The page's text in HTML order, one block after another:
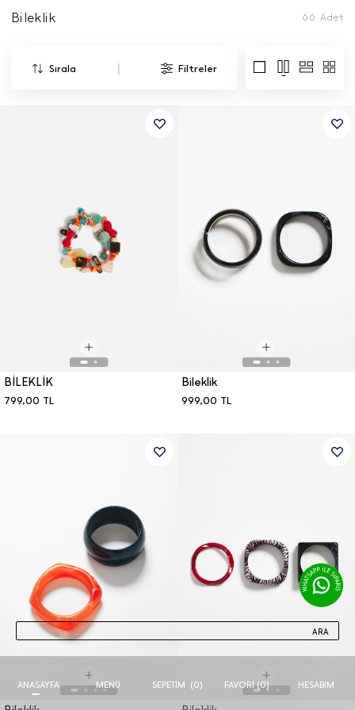
Bileklik 66 Adet
Sırala | Filtreler
799,00 TL
BİLEKLİK
999,00 TL
Bileklik
ARA
ANASAYFA MENÜ SEPETIM (0) FAVORI (0) HESABIM